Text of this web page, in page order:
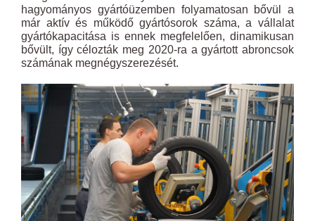
hagyományos gyártóüzemben folyamatosan bővül a
már aktív és működő gyártósorok száma, a vállalat
gyártókapacitása is ennek megfelelően, dinamikusan
bővült, így célozták meg 2020-ra a gyártott abroncsok
számának megnégyszerezését.